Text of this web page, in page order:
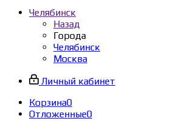
Челябинск
Назад
Города
Челябинск
Москва
Личный кабинет
Корзина0
Отложенные0